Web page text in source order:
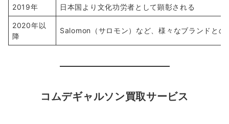
2019年 日本国より文化功労者として顕彰される
2020年以
降
Salomon（サロモン）など、様々なブランドと
コムデギャルソン買取サービス